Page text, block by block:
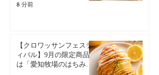
8 分前
【クロワッサンフェステ
ィバル】9月の限定商品
は「愛知牧場のはちみつ